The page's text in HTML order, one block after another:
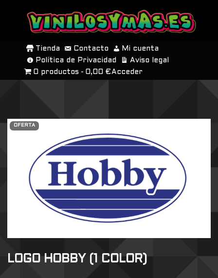
SALTAR
CONTENIDO
Tienda Contacto
Mi cuenta
Política de Privacidad
Aviso legal
0 productos
0,00 € Acceder
OFERTA
LOGO HOBBY (1 COLOR)